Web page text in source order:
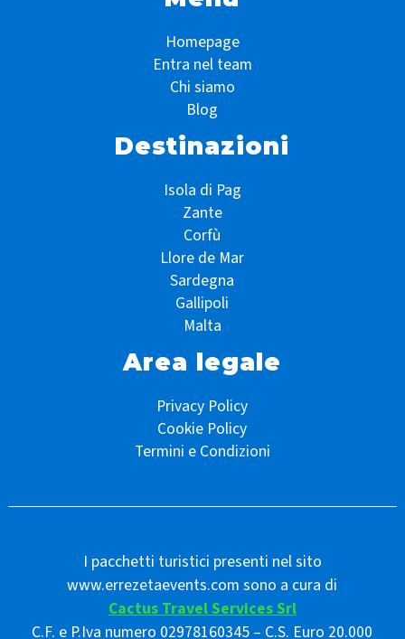
Homepage
Entra nel team
Chi siamo
Blog
Destinazioni
Isola di Pag
Zante
Corfù
Llore de Mar
Sardegna
Gallipoli
Malta
Area legale
Privacy Policy
Cookie Policy
Termini e Condizioni
I pacchetti turistici presenti nel sito
www.errezetaevents.com sono a cura di
Cactus Travel Services Srl
C.F. e P.Iva numero 02978160345 – C.S. Euro 20.000